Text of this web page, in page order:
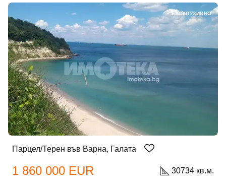
Парцел/Терен във Варна, Галата
1 860 000 EUR 30734 кв.м.
ЕКСКЛУЗИВНО